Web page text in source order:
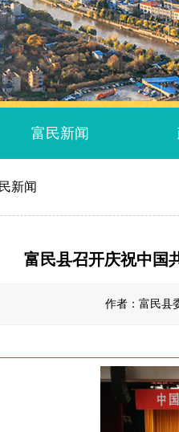
富民新闻
新闻
富民县召开庆祝中国
作者：富民县